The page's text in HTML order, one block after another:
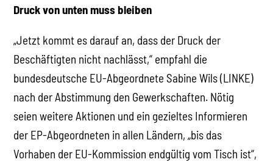
Druck von unten muss bleiben
„Jetzt kommt es darauf an, dass der Druck der
Beschäftigten nicht nachlässt,“ empfahl die
bundesdeutsche EU-Abgeordnete Sabine Wils (LINKE)
nach der Abstimmung den Gewerkschaften. Nötig
seien weitere Aktionen und ein gezieltes Informieren
der EP-Abgeordneten in allen Ländern, „bis das
Vorhaben der EU-Kommission endgültig vom Tisch ist“,